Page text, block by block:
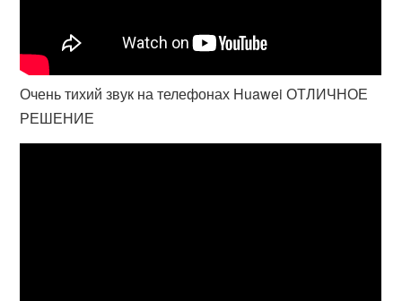
Очень тихий звук на телефонах Huawei ОТЛИЧНОЕ
РЕШЕНИЕ